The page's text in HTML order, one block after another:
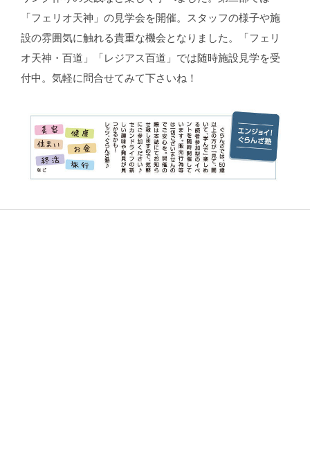
「フェリオ天神」の見学会を開催。スタッフの様子や施
設の雰囲気に触れる貴重な機会となりました。「フェリ
オ天神・百道」「レジアス百道」では随時施設見学を受
付中。気軽に問合せてみて下さいね！